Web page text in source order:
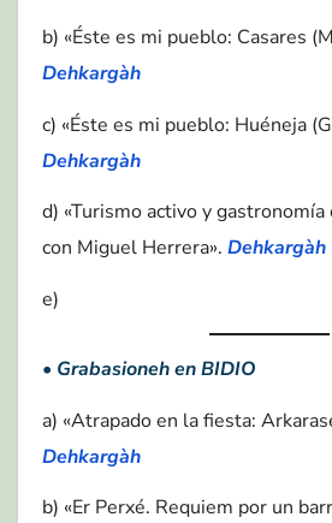
b) «Éste es mi pueblo: Casares
Dehkargàh
c) «Éste es mi pueblo: Huéneja
Dehkargàh
d) «Turismo activo y
con Miguel Herrera». Dehkargàh
e)
• Grabasioneh en BIDIO
a) «Atrapado en la fiesta:
Dehkargàh
b) «Er Perxé. Requiem por un